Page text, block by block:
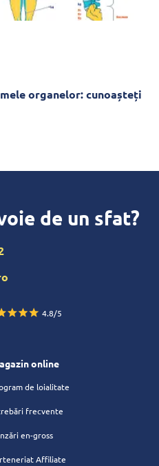
organelor: cunoașteți
de un sfat?
4.8/5
online
de loialitate
frecvente
en-gross
Affiliate